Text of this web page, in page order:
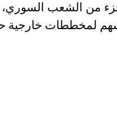
من الشعب السوري،